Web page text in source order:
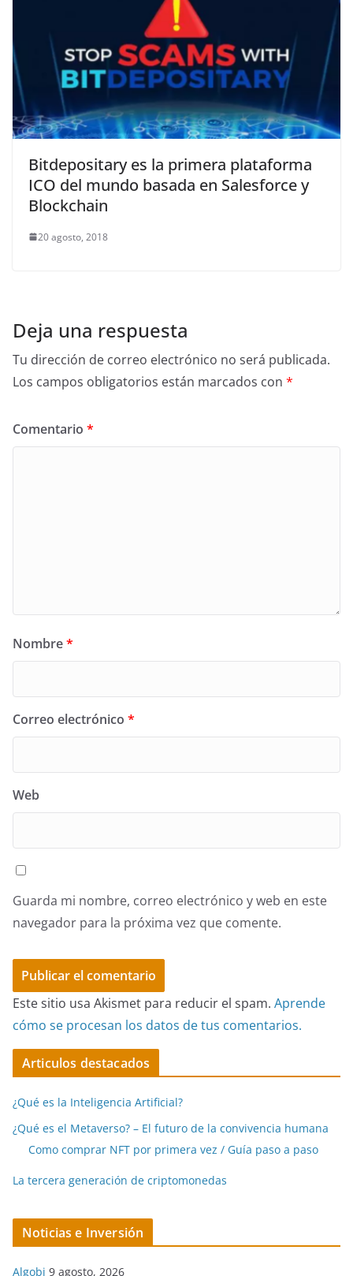
Bitdepositary es la primera plataforma
ICO del mundo basada en Salesforce y
Blockchain
20 agosto, 2018
Deja una respuesta
Tu dirección de correo electrónico no será publicada.
Los campos obligatorios están marcados con *
Comentario *
Nombre*
Correo electrónico *
Web
Guarda mi nombre, correo electrónico y web en este
navegador para la próxima vez que comente.
Este sitio usa Akismet para reducir el spam. Aprende
cómo se procesan los datos de tus comentarios.
Articulos destacados
¿Qué es la Inteligencia Artificial?
¿Qué es el Metaverso? – El futuro de la convivencia humana
Como comprar NFT por primera vez / Guía paso a paso
La tercera generación de criptomonedas
Noticias e Inversión
Algobi 9 agosto, 2026